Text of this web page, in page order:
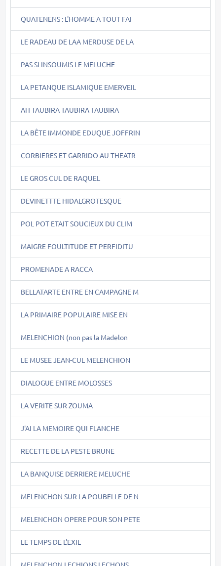
QUATENENS : L'HOMME A TOUT FAI
LE RADEAU DE LAA MERDUSE DE LA
PAS SI INSOUMIS LE MELUCHE
LA PETANQUE ISLAMIQUE EMERVEIL
AH TAUBIRA TAUBIRA TAUBIRA
LA BÊTE IMMONDE EDUQUE JOFFRIN
CORBIERES ET GARRIDO AU THEATR
LE GROS CUL DE RAQUEL
DEVINETTTE HIDALGROTESQUE
POL POT ETAIT SOUCIEUX DU CLIM
MAIGRE FOULTITUDE ET PERFIDITU
PROMENADE A RACCA
BELLATARTE ENTRE EN CAMPAGNE M
LA PRIMAIRE POPULAIRE MISE EN
MELENCHION (non pas la Madelon
LE MUSEE JEAN-CUL MELENCHION
DIALOGUE ENTRE MOLOSSES
LA VERITE SUR ZOUMA
J'AI LA MEMOIRE QUI FLANCHE
RECETTE DE LA PESTE BRUNE
LA BANQUISE DERRIERE MELUCHE
MELENCHON SUR LA POUBELLE DE N
MELENCHON OPERE POUR SON PETE
LE TEMPS DE L'EXIL